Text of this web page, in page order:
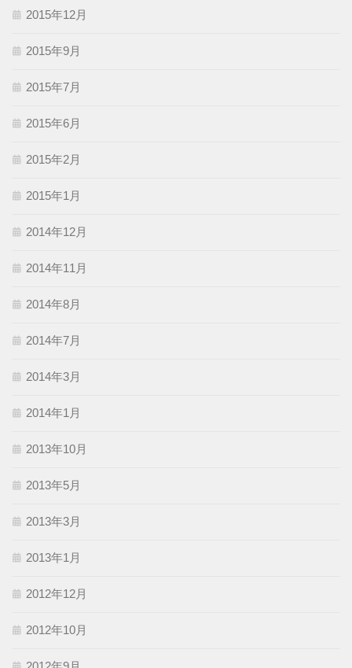
2015年12月
2015年9月
2015年7月
2015年6月
2015年2月
2015年1月
2014年12月
2014年11月
2014年8月
2014年7月
2014年3月
2014年1月
2013年10月
2013年5月
2013年3月
2013年1月
2012年12月
2012年10月